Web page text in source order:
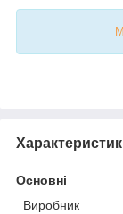
Основні
Виробник